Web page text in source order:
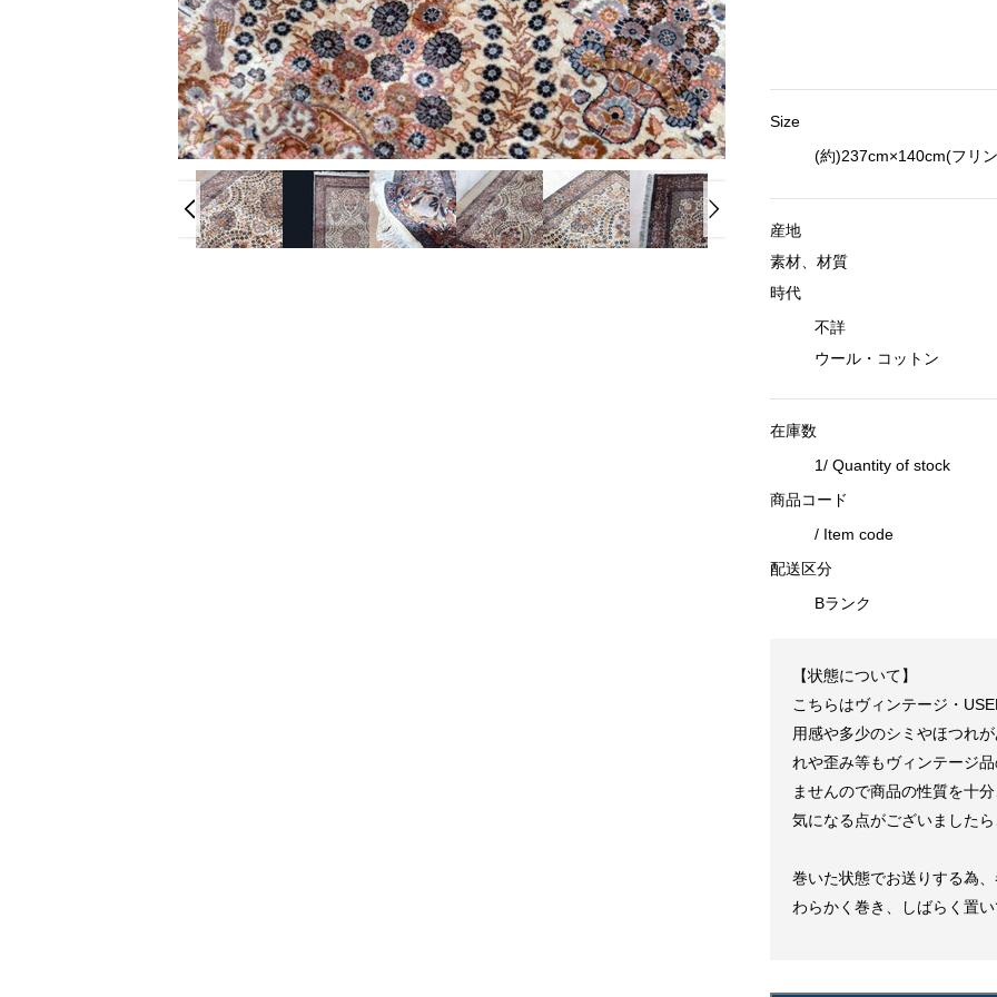
Size
(約)237cm×140cm(フリ
産地
素材、材質
時代
不詳
ウール・コットン
在庫数
1/ Quantity of stock
商品コード
/ Item code
配送区分
Bランク
【状態について】
こちらはヴィンテージ・
用感や多少のシミやほつれ
れや歪み等もヴィンテージ
ませんので商品の性質を十
気になる点がございました
巻いた状態でお送りする為
わらかく巻き、しばらく置